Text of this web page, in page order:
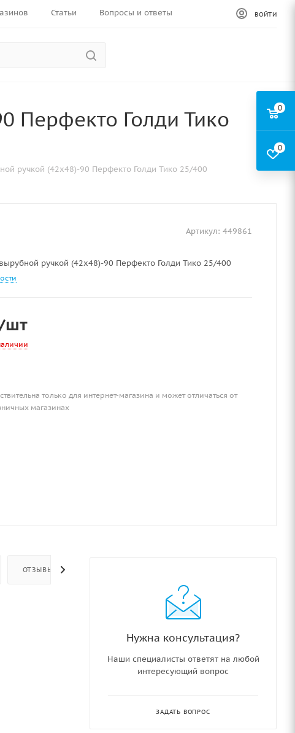
Статьи Вопросы и ответы ВОЙТИ
Перфекто Голди Тико
ручкой (42х48)-90 Перфекто Голди Тико 25/400
Артикул: 449861
ручкой (42х48)-90 Перфекто Голди Тико 25/400
шт
только для интернет-магазина и может отличаться от
магазинах
ОТЗЫВЫ
Нужна консультация?
Наши специалисты ответят на любой
интересующий вопрос
ЗАДАТЬ ВОПРОС
0
0